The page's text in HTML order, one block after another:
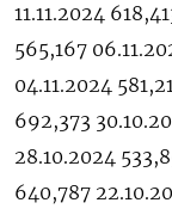
11.11.2024
565,167
04.11.2024
692,373
28.10.2024
640,787